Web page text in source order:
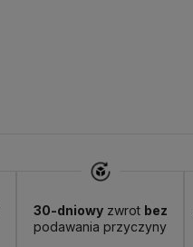
30-dniowyzwrot bez
podawania przyczyny